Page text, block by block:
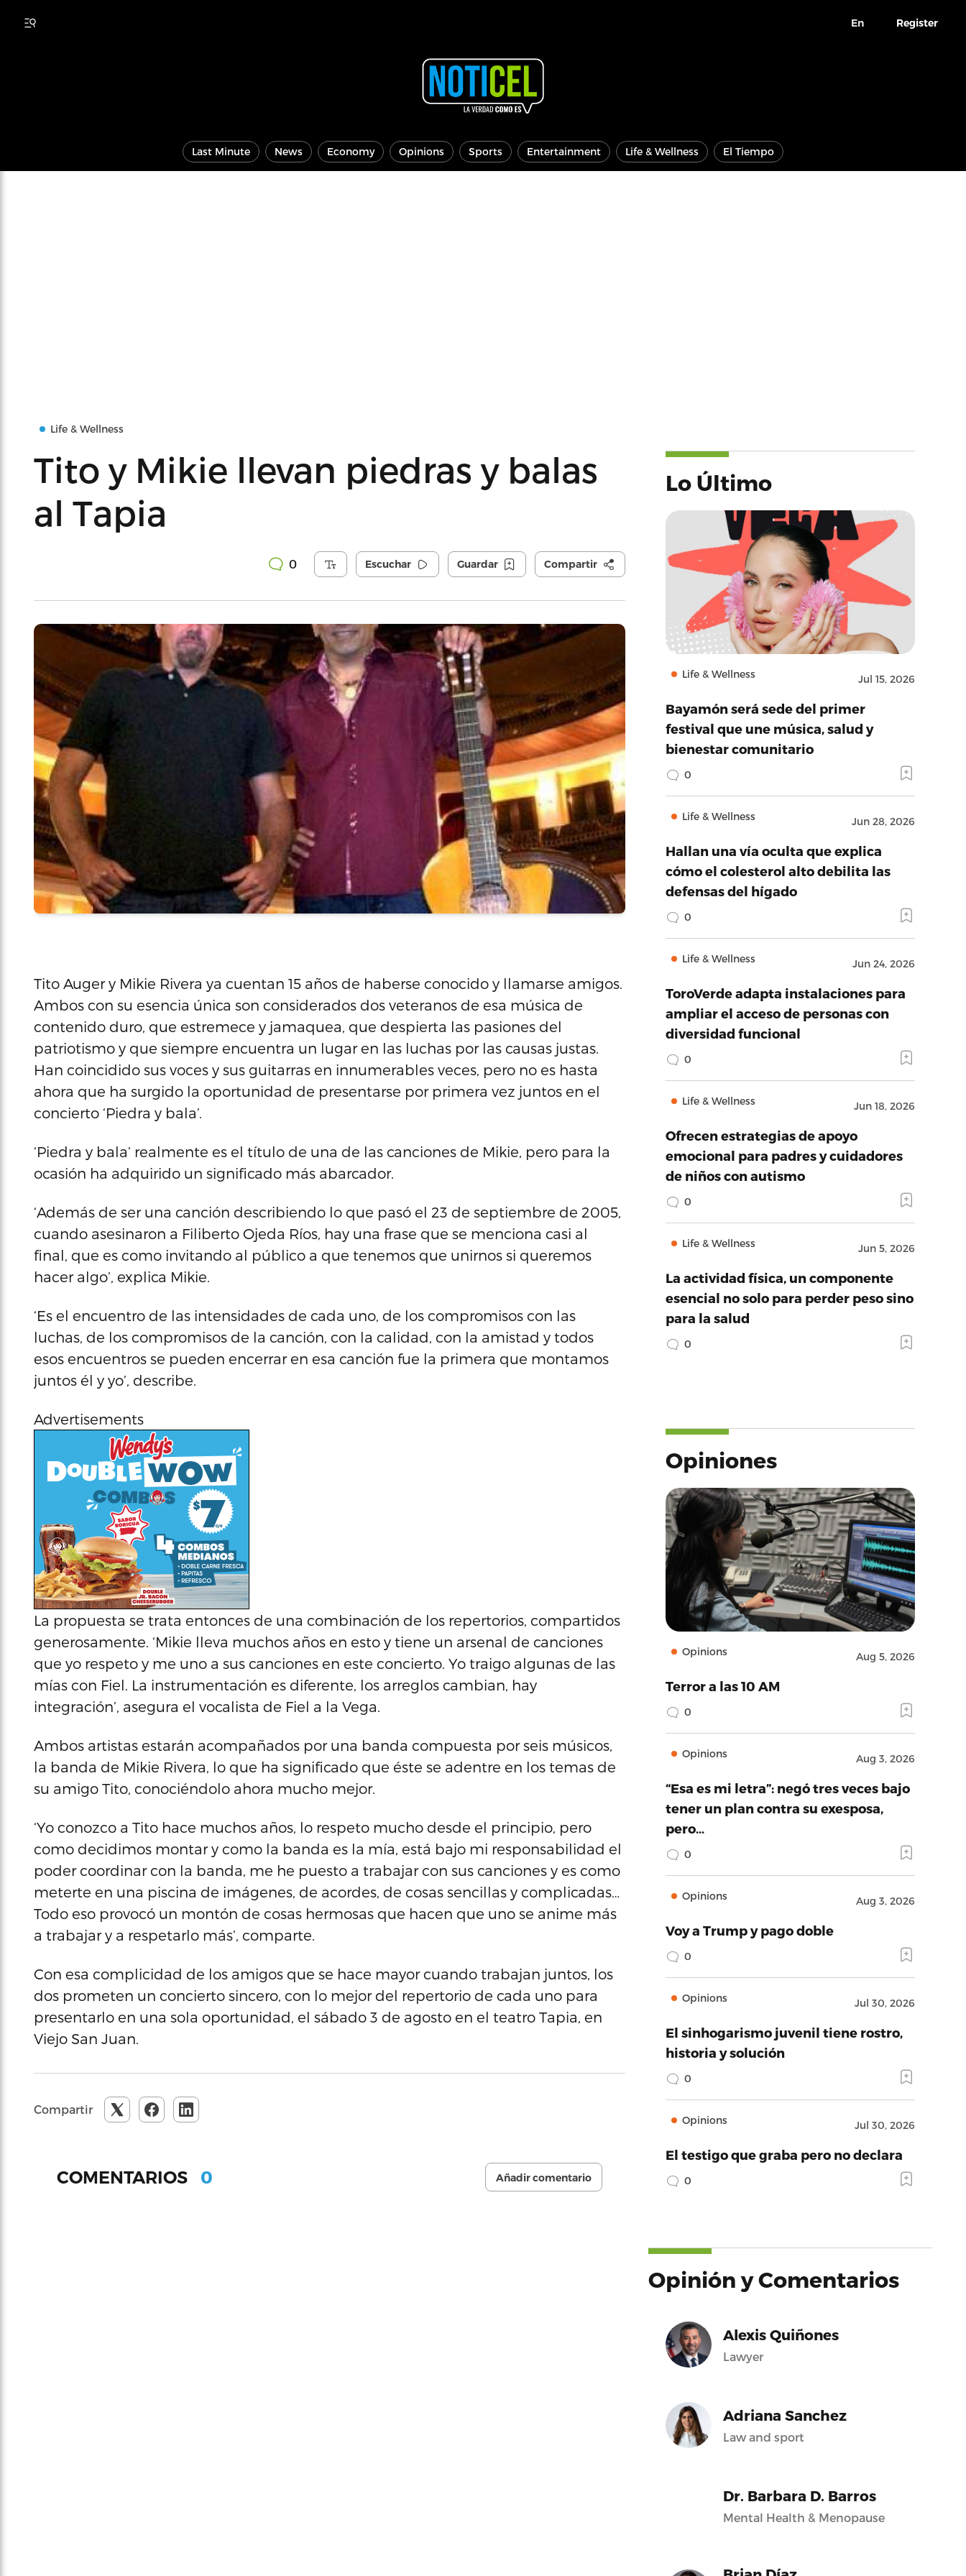
En Register
Last Minute News Economy Opinions Sports Entertainment Life & Wellness El Tiempo
Life & Wellness
Tito y Mikie llevan piedras y balas
al Tapia
0 Escuchar Guardar Compartir
Tito Auger y Mikie Rivera ya cuentan 15 años de haberse conocido y llamarse amigos.
Ambos con su esencia única son considerados dos veteranos de esa música de
contenido duro, que estremece y jamaquea, que despierta las pasiones del
patriotismo y que siempre encuentra un lugar en las luchas por las causas justas.
Han coincidido sus voces y sus guitarras en innumerables veces, pero no es hasta
ahora que ha surgido la oportunidad de presentarse por primera vez juntos en el
concierto ‘Piedra y bala’.
‘Piedra y bala’ realmente es el título de una de las canciones de Mikie, pero para la
ocasión ha adquirido un significado más abarcador.
‘Además de ser una canción describiendo lo que pasó el 23 de septiembre de 2005,
cuando asesinaron a Filiberto Ojeda Ríos, hay una frase que se menciona casi al
final, que es como invitando al público a que tenemos que unirnos si queremos
hacer algo’, explica Mikie.
‘Es el encuentro de las intensidades de cada uno, de los compromisos con las
luchas, de los compromisos de la canción, con la calidad, con la amistad y todos
esos encuentros se pueden encerrar en esa canción fue la primera que montamos
juntos él y yo’, describe.
Advertisements
La propuesta se trata entonces de una combinación de los repertorios, compartidos
generosamente. ‘Mikie lleva muchos años en esto y tiene un arsenal de canciones
que yo respeto y me uno a sus canciones en este concierto. Yo traigo algunas de las
mías con Fiel. La instrumentación es diferente, los arreglos cambian, hay
integración’, asegura el vocalista de Fiel a la Vega.
Ambos artistas estarán acompañados por una banda compuesta por seis músicos,
la banda de Mikie Rivera, lo que ha significado que éste se adentre en los temas de
su amigo Tito, conociéndolo ahora mucho mejor.
‘Yo conozco a Tito hace muchos años, lo respeto mucho desde el principio, pero
como decidimos montar y como la banda es la mía, está bajo mi responsabilidad el
poder coordinar con la banda, me he puesto a trabajar con sus canciones y es como
meterte en una piscina de imágenes, de acordes, de cosas sencillas y complicadas…
Todo eso provocó un montón de cosas hermosas que hacen que uno se anime más
a trabajar y a respetarlo más’, comparte.
Con esa complicidad de los amigos que se hace mayor cuando trabajan juntos, los
dos prometen un concierto sincero, con lo mejor del repertorio de cada uno para
presentarlo en una sola oportunidad, el sábado 3 de agosto en el teatro Tapia, en
Viejo San Juan.
Compartir
COMENTARIOS 0 Añadir comentario
Lo Último
Life & Wellness Jul 15, 2026
Bayamón será sede del primer
festival que une música, salud y
bienestar comunitario
0
Life & Wellness Jun 28, 2026
Hallan una vía oculta que explica
cómo el colesterol alto debilita las
defensas del hígado
0
Life & Wellness Jun 24, 2026
ToroVerde adapta instalaciones para
ampliar el acceso de personas con
diversidad funcional
0
Life & Wellness Jun 18, 2026
Ofrecen estrategias de apoyo
emocional para padres y cuidadores
de niños con autismo
0
Life & Wellness Jun 5, 2026
La actividad física, un componente
esencial no solo para perder peso sino
para la salud
0
Opiniones
Opinions Aug 5, 2026
Terror a las 10 AM
0
Opinions Aug 3, 2026
“Esa es mi letra”: negó tres veces bajo
tener un plan contra su exesposa,
pero…
0
Opinions Aug 3, 2026
Voy a Trump y pago doble
0
Opinions Jul 30, 2026
El sinhogarismo juvenil tiene rostro,
historia y solución
0
Opinions Jul 30, 2026
El testigo que graba pero no declara
0
Opinión y Comentarios
Alexis Quiñones
Lawyer
Adriana Sanchez
Law and sport
Dr. Barbara D. Barros
Mental Health & Menopause